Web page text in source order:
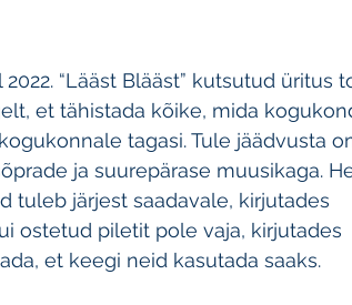
“Lääst Blääst” kutsutud üritus
et tähistada kõike, mida
tagasi. Tule jäädvusta
ja suurepärase muusikaga.
tuleb järjest saadavale, kirjutades
ostetud piletit pole vaja, kirjutades
et keegi neid kasutada saaks.